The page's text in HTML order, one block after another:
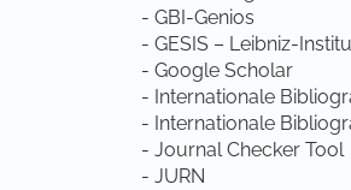
- GBI-Genios
- GESIS – Leibniz-
- Google Scholar
- Internationale
- Internationale
- Journal Checker Tool
- JURN